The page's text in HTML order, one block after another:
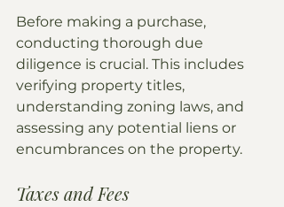
Before making a purchase,
conducting thorough due
diligence is crucial. This includes
verifying property titles,
understanding zoning laws, and
assessing any potential liens or
encumbrances on the property.
Taxes and Fees